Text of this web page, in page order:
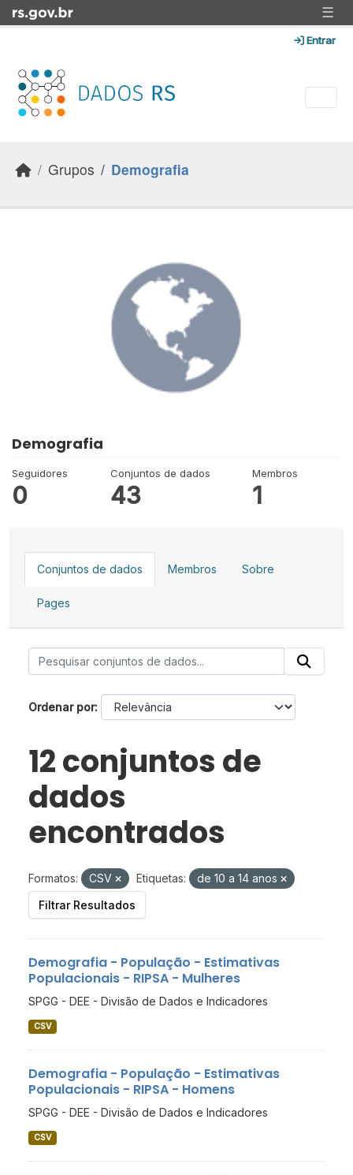
Skip to main content ☰
Entrar
Grupos Demografia
Demografia
Seguidores
0
Conjuntos de dados
43
Membros
1
Conjuntos de dados Membros Sobre
Pages
Ordenar por
12 conjuntos de
dados
encontrados
Formatos: CSV Etiquetas:
de 10 a 14 anos
Filtrar Resultados
Demografia - População - Estimativas
Populacionais - RIPSA - Mulheres
SPGG - DEE - Divisão de Dados e Indicadores
CSV
Demografia - População - Estimativas
Populacionais - RIPSA - Homens
SPGG - DEE - Divisão de Dados e Indicadores
CSV